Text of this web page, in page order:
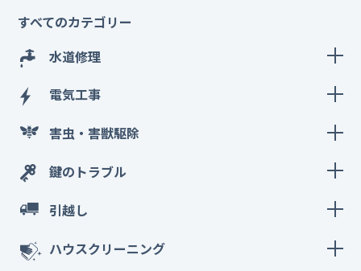
すべてのカテゴリー
水道修理
電気工事
害虫・害獣駆除
鍵のトラブル
引越し
ハウスクリーニング